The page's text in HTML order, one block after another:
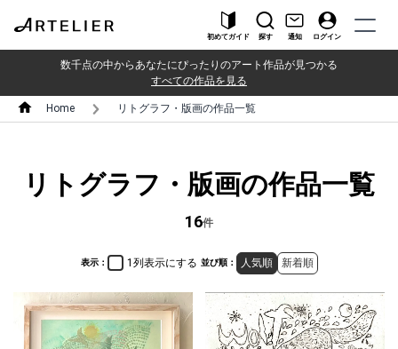
初めてガイド 探す 通知 ログイン
数千点の中からあなたにぴったりのアート作品が見つかる
すべての作品を見る
Home リトグラフ・版画の作品一覧
リトグラフ・版画の作品一覧
16件
表示： 1列表示にする 並び順： 人気順 新着順